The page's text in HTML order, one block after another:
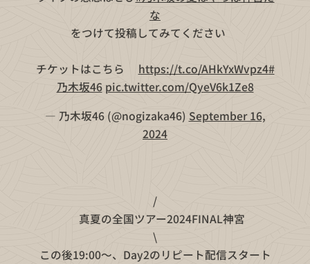
な
をつけて投稿してみてください👏🏻
チケットはこちら💁‍♀️ https://t.co/AHkYxWvpz4#
乃木坂46 pic.twitter.com/QyeV6k1Ze8
— 乃木坂46 (@nogizaka46) September 16,
2024
/
📣真夏の全国ツアー2024FINAL神宮
\
この後19:00〜、Day2のリピート配信スタート